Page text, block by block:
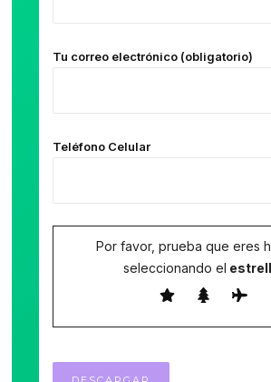
Tu correo electrónico (obligatorio)
Teléfono Celular
Por favor, prueba que eres
seleccionando el